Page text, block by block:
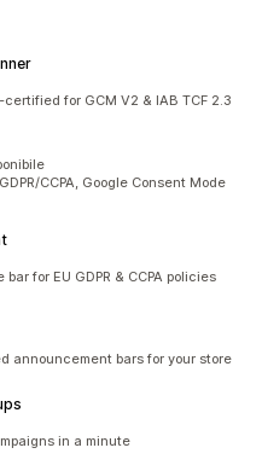
certified for GCM V2 & IAB TCF 2.3
CCPA, Google Consent Mode
for EU GDPR & CCPA policies
announcement bars for your store
in a minute